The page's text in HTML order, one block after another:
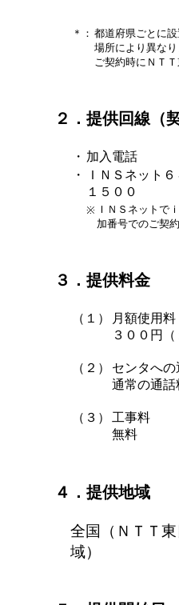
＊： 都道府県ごとに
場所により異なり
ご契約時にＮＴ
２．提供回線（
・ 加入電話
・
ＩＮＳネット
１５００
※ ＩＮＳネットで
加番号でのご契
３．提供料金
（１）
月額使用料
３００円（
（２）
センタへの
通常の通話
（３）
工事料
無料
４．提供地域
全国（ＮＴＴ
域）